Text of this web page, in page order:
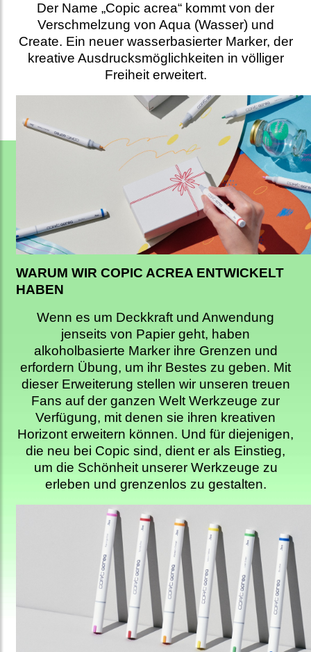
Der Name „Copic acrea“ kommt von der
Verschmelzung von Aqua (Wasser) und
Create. Ein neuer wasserbasierter Marker, der
kreative Ausdrucksmöglichkeiten in völliger
Freiheit erweitert.
WARUM WIR COPIC ACREA ENTWICKELT
HABEN
Wenn es um Deckkraft und Anwendung
jenseits von Papier geht, haben
alkoholbasierte Marker ihre Grenzen und
erfordern Übung, um ihr Bestes zu geben. Mit
dieser Erweiterung stellen wir unseren treuen
Fans auf der ganzen Welt Werkzeuge zur
Verfügung, mit denen sie ihren kreativen
Horizont erweitern können. Und für diejenigen,
die neu bei Copic sind, dient er als Einstieg,
um die Schönheit unserer Werkzeuge zu
erleben und grenzenlos zu gestalten.